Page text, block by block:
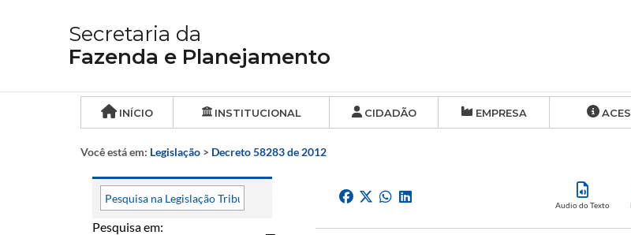
Secretaria da
Fazenda e Planejamento
INÍCIO INSTITUCIONAL CIDADÃO EMPRESA
Você está em: Legislação > Decreto 58283 de 2012
Pesquisa em:
Audio do Texto